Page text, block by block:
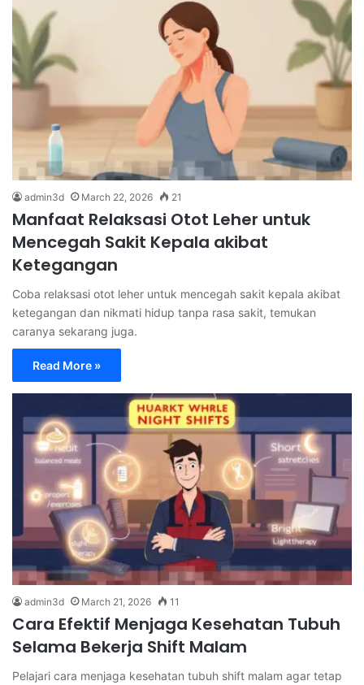
admin3d March 22, 2026 21
Manfaat Relaksasi Otot Leher untuk
Mencegah Sakit Kepala akibat
Ketegangan
Coba relaksasi otot leher untuk mencegah sakit kepala akibat
ketegangan dan nikmati hidup tanpa rasa sakit, temukan
caranya sekarang juga.
Read More »
admin3d March 21, 2026 11
Cara Efektif Menjaga Kesehatan Tubuh
Selama Bekerja Shift Malam
Pelajari cara menjaga kesehatan tubuh shift malam agar tetap